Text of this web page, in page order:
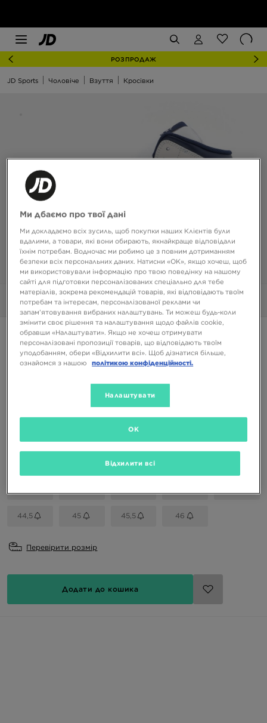
РОЗПРОДАЖ
JD Sports Чоловіче Взуття Кросівки
Фото Відео
AIR JORDAN 1 MID
3799 ГРН
44,5 45 45,5 46
Перевірити розмір
Додати до кошика
Ми дбаємо про твої дані
Ми докладаємо всіх зусиль, щоб покупки наших Клієнтів були
вдалими, а товари, які вони обирають, якнайкраще відповідали
їхнім потребам. Водночас ми робимо це з повним дотриманням
безпеки всіх персональних даних. Натисни «OK», якщо хочеш, щоб
ми використовували інформацію про твою поведінку на нашому
сайті для підготовки персоналізованих спеціально для тебе
матеріалів, зокрема рекомендацій товарів, які відповідають твоїм
потребам та інтересам, персоналізованої реклами чи
запам’ятовування вибраних налаштувань. Ти можеш будь-коли
змінити своє рішення та налаштування щодо файлів cookie,
обравши «Налаштувати». Якщо не хочеш отримувати
персоналізовані пропозиції товарів, що відповідають твоїм
уподобанням, обери «Відхилити всі». Щоб дізнатися більше,
ознайомся з нашою
політикою конфіденційності.
Налаштувати
Відхилити всі
OK